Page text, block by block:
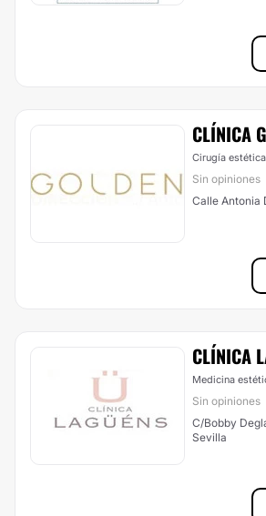
CLÍNICA
Cirugía estética
Sin opiniones
Calle Antonia
CLÍNICA
Medicina
Sin opiniones
C/Bobby
Sevilla